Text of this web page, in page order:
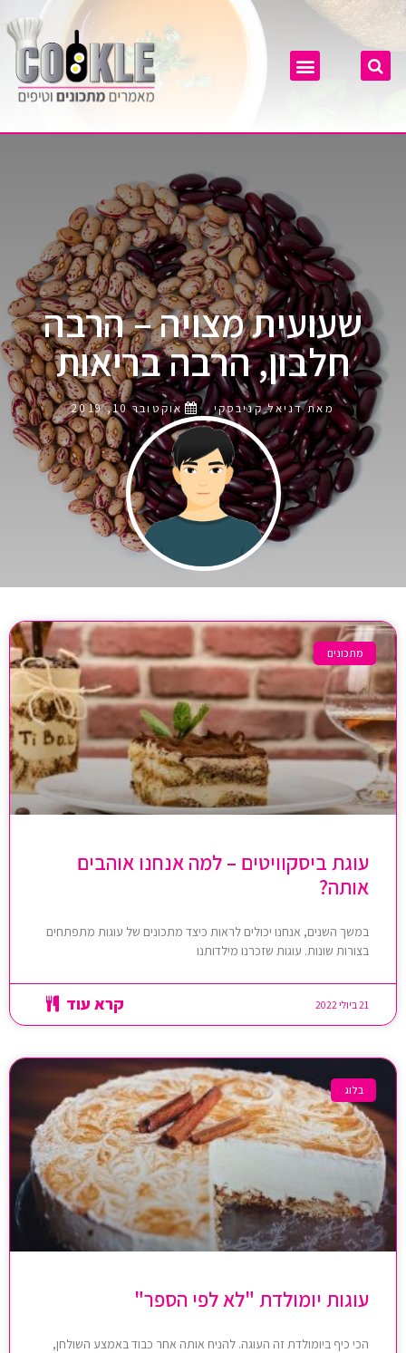
שעועית מצויה – הרבה
חלבון, הרבה בריאות
מאת דניאל קניבסקי אוקטובר 10, 2019
מתכונים
עוגת ביסקוויטים – למה אנחנו אוהבים
אותה?
במשך השנים, אנחנו יכולים לראות כיצד מתכונים של עוגות מתפתחים
בצורות שונות. עוגות שזכרנו מילדותנו
קרא עוד 21 ביולי 2022
בלוג
עוגות יומולדת "לא לפי הספר"
הכי כיף ביומולדת זה העוגה. להניח אותה אחר כבוד באמצע השולחן,